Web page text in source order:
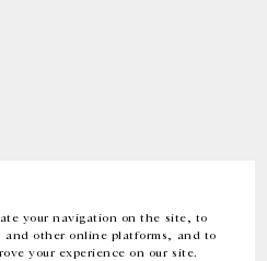
your navigation on the site, to
and other online platforms, and to
your experience on our site.